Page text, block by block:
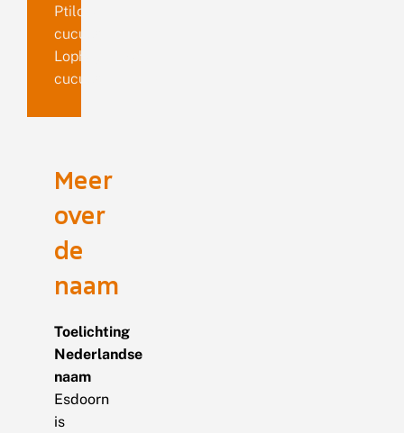
Ptilodon
cuculla
Lophopteryx
cuculla
Meer
over
de
naam
Toelichting
Nederlandse
naam
Esdoorn
is